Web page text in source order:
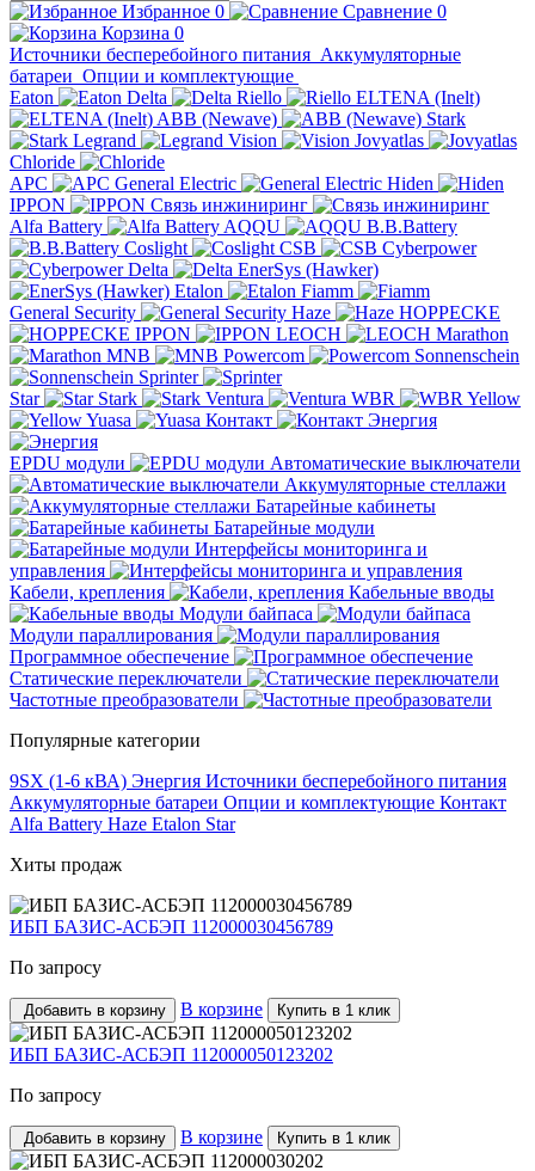
Избранное 0 Сравнение 0
Корзина 0
Источники бесперебойного питания Аккумуляторные
батареи Опции и комплектующие
Eaton
Delta Riello
ELTENA (Inelt)
ABB (Newave)
Stark
Legrand
Vision
Jovyatlas
Chloride
APC
General Electric
Hiden
IPPON
Связь инжиниринг
Alfa Battery
AQQU
B.B.Battery
Coslight
CSB
Cyberpower
Delta
EnerSys (Hawker)
Etalon
Fiamm
General Security
Haze
HOPPECKE
IPPON
LEOCH
Marathon
MNB
Powercom
Sonnenschein
Sprinter
Star
Stark Ventura WBR
Yellow
Yuasa
Контакт Энергия
EPDU модули
Автоматические выключатели
Аккумуляторные стеллажи
Батарейные кабинеты
Батарейные модули
Интерфейсы мониторинга и
управления
Кабели, крепления
Кабельные вводы
Модули байпаса
Модули параллирования
Программное обеспечение
Статические переключатели
Частотные преобразователи
Популярные категории
9SX (1-6 кВА) Энергия Источники бесперебойного питания
Аккумуляторные батареи Опции и комплектующие Контакт
Alfa Battery Haze Etalon Star
Хиты продаж
ИБП БАЗИС-АСБЭП 112000030456789
По запросу
Добавить в корзину В корзине Купить в 1 клик
ИБП БАЗИС-АСБЭП 112000050123202
По запросу
Добавить в корзину В корзине Купить в 1 клик